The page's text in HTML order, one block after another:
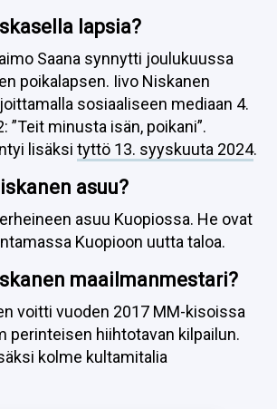
lapsia?
Saana synnytti joulukuussa
poikalapsen. Iivo Niskanen
sosiaaliseen mediaan 4.
”Teit minusta isän, poikani”.
lisäksityttö 13. syyskuuta 2024
asuu?
Kuopioon uutta taloa.
maailmanmestari?
perinteisen hiihtotavan kilpailun.
kolme kultamitalia